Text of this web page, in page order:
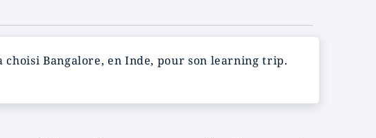
choisi Bangalore, en Inde, pour son learning trip.